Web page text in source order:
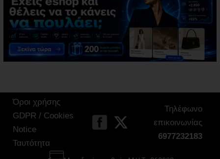
Όροι χρήσης
GDPR / Cookies
Notice
Ταυτότητα
Τηλέφωνο
επικοινωνίας
6977232183